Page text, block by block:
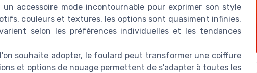
accessoire mode incontournable pour exprimer son style
couleurs et textures, les options sont quasiment infinies.
selon les préférences individuelles et les tendances
souhaite adopter, le foulard peut transformer une coiffure
et options de nouage permettent de s'adapter à toutes les